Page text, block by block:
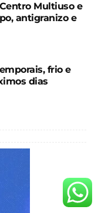
Multiuso e
antigranizo e
frio e
dias